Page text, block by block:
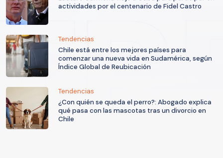
actividades por el centenario de Fidel Castro
Tendencias
Chile está entre los mejores países para
comenzar una nueva vida en Sudamérica, según
Índice Global de Reubicación
Tendencias
¿Con quién se queda el perro?: Abogado explica
qué pasa con las mascotas tras un divorcio en
Chile